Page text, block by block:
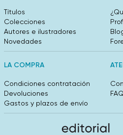
Títulos
Colecciones
Autores e ilustradores
Novedades
LA COMPRA
Condiciones contratación
Devoluciones
Gastos y plazos de envío
FAQ